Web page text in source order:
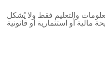
والتعليم فقط ولا يُشكل